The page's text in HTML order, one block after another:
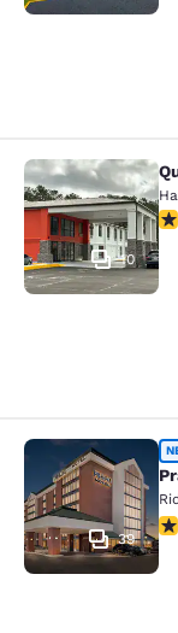
Quality
10
Prado
39